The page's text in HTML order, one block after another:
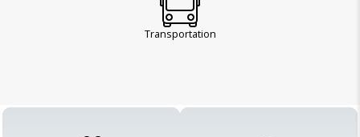
Transportation